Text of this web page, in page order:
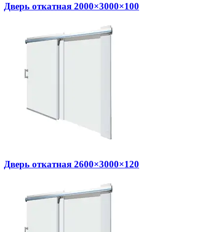
Дверь откатная 2000×3000×100
Дверь откатная 2600×3000×120